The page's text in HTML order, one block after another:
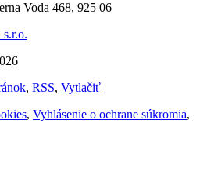
Voda 468, 925 06
, RSS, Vytlačiť
, Vyhlásenie o ochrane súkromia,